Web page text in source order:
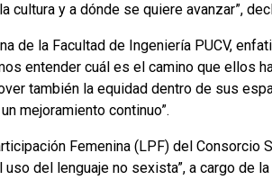
y a dónde se quiere avanzar”,
de la Facultad de Ingeniería PUCV,
entender cuál es el camino que ellos
también la equidad dentro de sus
mejoramiento continuo”.
Femenina (LPF) del Consorcio
del lenguaje no sexista”, a cargo de